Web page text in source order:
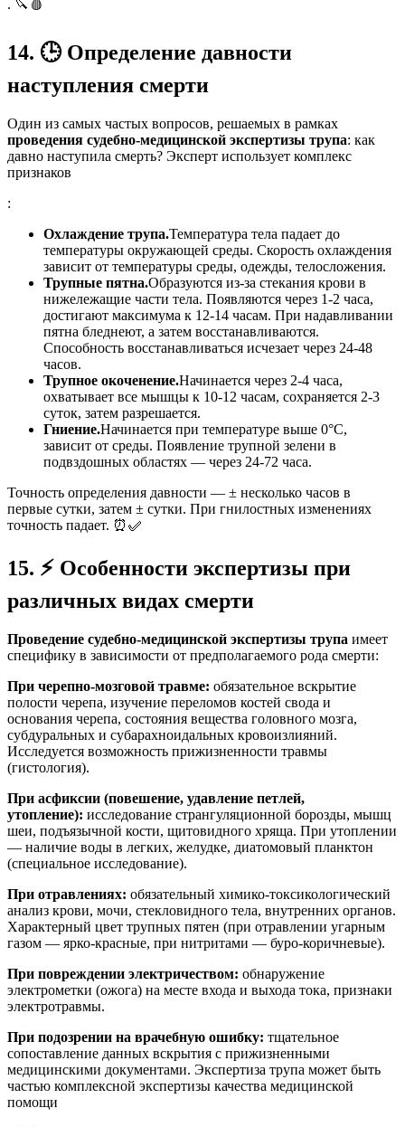
. 🔪🩸
14. 🕒 Определение давности
наступления смерти
Один из самых частых вопросов, решаемых в рамках
проведения судебно-медицинской экспертизы трупа: как
давно наступила смерть? Эксперт использует комплекс
признаков
:
Охлаждение трупа.Температура тела падает до
температуры окружающей среды. Скорость охлаждения
зависит от температуры среды, одежды, телосложения.
Трупные пятна.Образуются из-за стекания крови в
нижележащие части тела. Появляются через 1-2 часа,
достигают максимума к 12-14 часам. При надавливании
пятна бледнеют, а затем восстанавливаются.
Способность восстанавливаться исчезает через 24-48
часов.
Трупное окоченение.Начинается через 2-4 часа,
охватывает все мышцы к 10-12 часам, сохраняется 2-3
суток, затем разрешается.
Гниение.Начинается при температуре выше 0°C,
зависит от среды. Появление трупной зелени в
подвздошных областях — через 24-72 часа.
Точность определения давности — ± несколько часов в
первые сутки, затем ± сутки. При гнилостных изменениях
точность падает. ⏰✅
15. ⚡ Особенности экспертизы при
различных видах смерти
Проведение судебно-медицинской экспертизы трупа имеет
специфику в зависимости от предполагаемого рода смерти:
При черепно-мозговой травме: обязательное вскрытие
полости черепа, изучение переломов костей свода и
основания черепа, состояния вещества головного мозга,
субдуральных и субарахноидальных кровоизлияний.
Исследуется возможность прижизненности травмы
(гистология).
При асфиксии (повешение, удавление петлей,
утопление): исследование странгуляционной борозды, мышц
шеи, подъязычной кости, щитовидного хряща. При утоплении
— наличие воды в легких, желудке, диатомовый планктон
(специальное исследование).
При отравлениях: обязательный химико-токсикологический
анализ крови, мочи, стекловидного тела, внутренних органов.
Характерный цвет трупных пятен (при отравлении угарным
газом — ярко-красные, при нитритами — буро-коричневые).
При повреждении электричеством: обнаружение
электрометки (ожога) на месте входа и выхода тока, признаки
электротравмы.
При подозрении на врачебную ошибку: тщательное
сопоставление данных вскрытия с прижизненными
медицинскими документами. Экспертиза трупа может быть
частью комплексной экспертизы качества медицинской
помощи